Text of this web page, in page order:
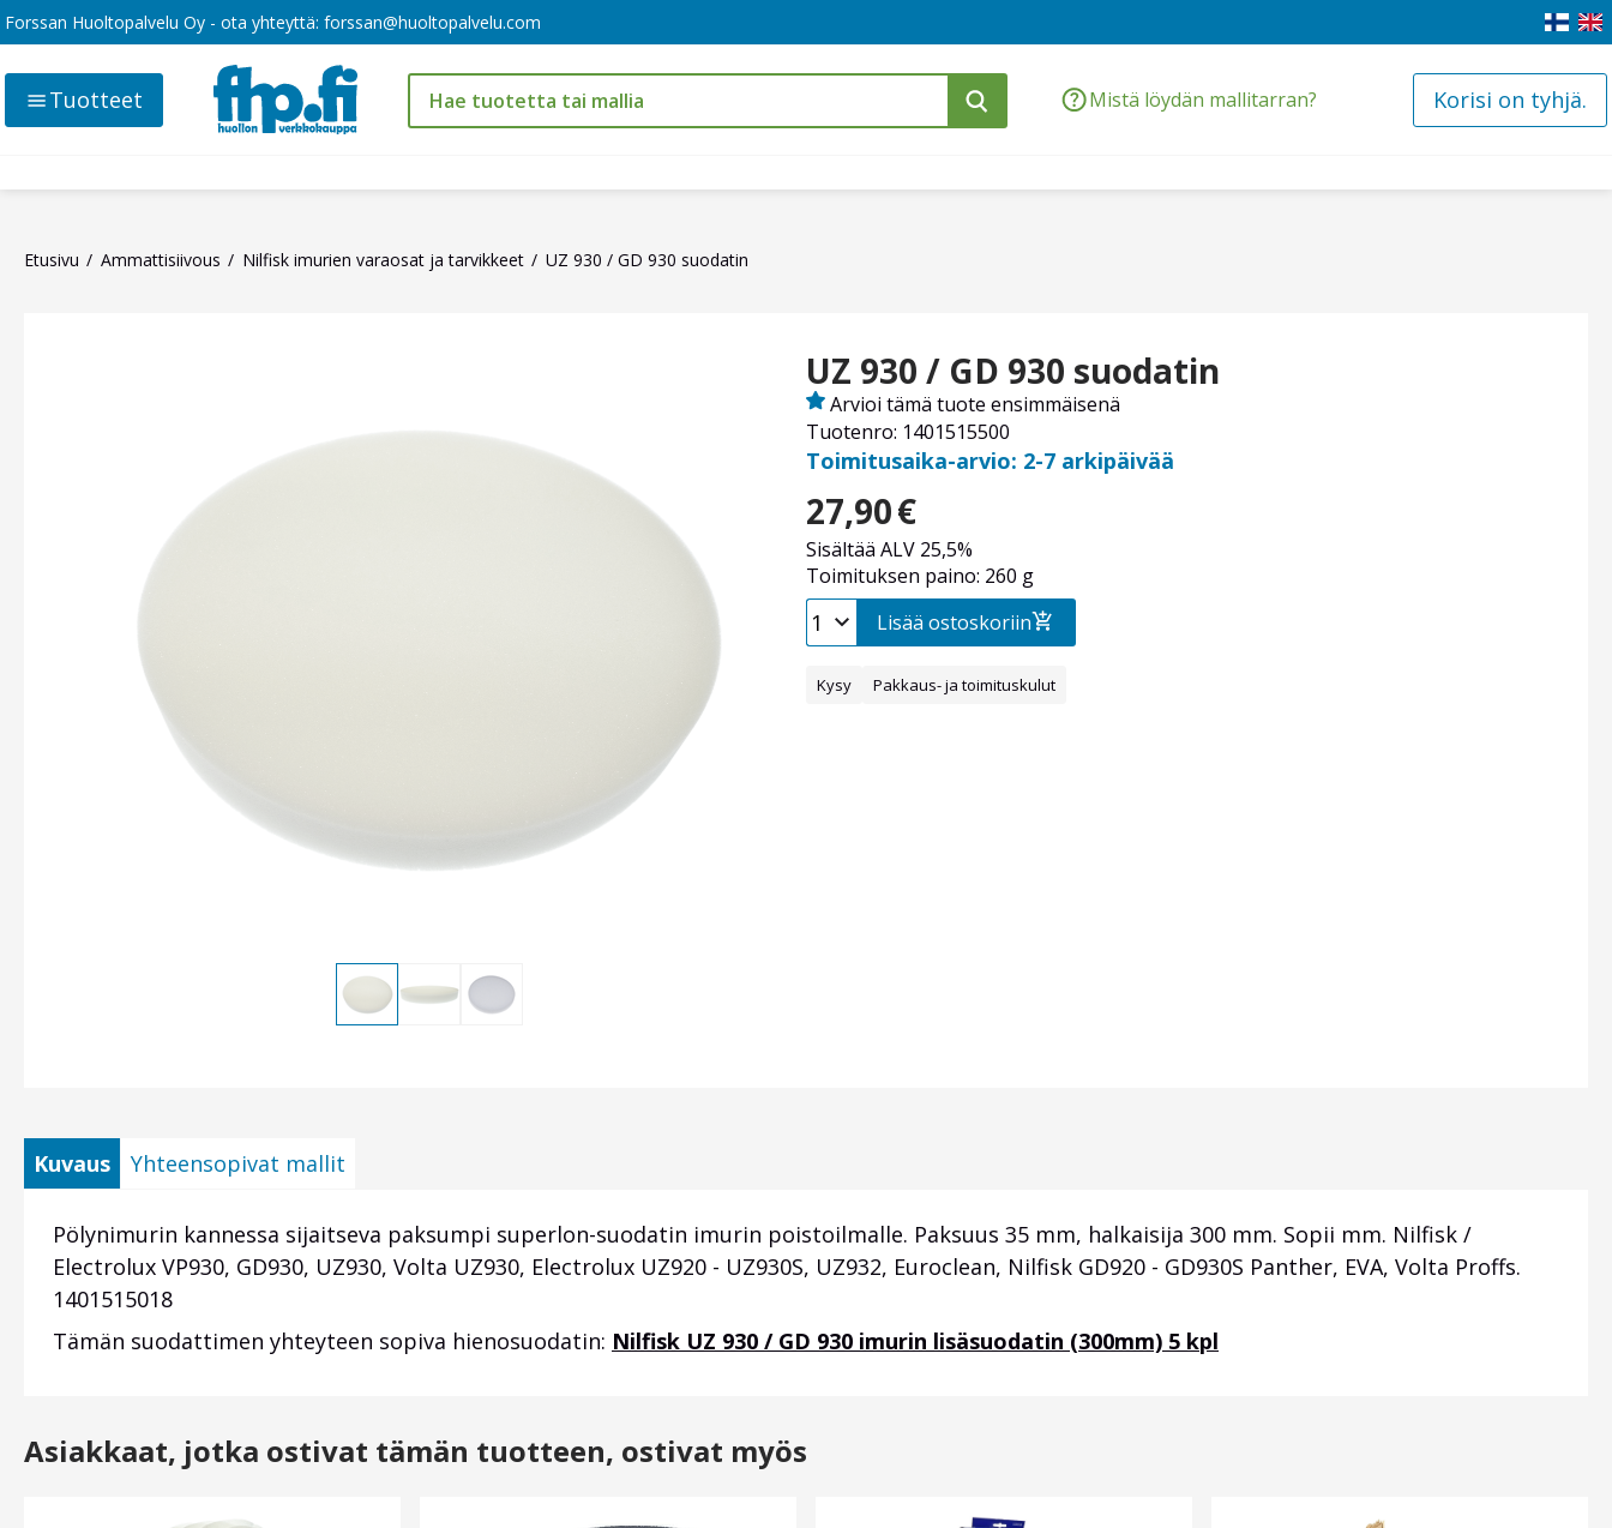
Forssan Huoltopalvelu Oy - ota yhteyttä: forssan@huoltopalvelu.com
Mistä löydän mallitarran? Korisi on tyhjä.
Tuotteet
Etusivu Ammattisiivous Nilfisk imurien varaosat ja tarvikkeet UZ 930 / GD 930 suodatin
UZ 930 / GD 930 suodatin
Tuotenro: 1401515500
Arvioi tämä tuote ensimmäisenä
Toimitusaika-arvio: 2-7 arkipäivää
27,90€
Sisältää ALV 25,5%
Toimituksen paino: 260 g
Lisää ostoskoriin
Kysy Pakkaus- ja toimituskulut
Kuvaus Yhteensopivat mallit
Pölynimurin kannessa sijaitseva paksumpi superlon-suodatin imurin poistoilmalle. Paksuus 35 mm, halkaisija 300 mm. Sopii mm. Nilfisk /
Electrolux VP930, GD930, UZ930, Volta UZ930, Electrolux UZ920 - UZ930S, UZ932, Euroclean, Nilfisk GD920 - GD930S Panther, EVA, Volta Proffs.
1401515018
Tämän suodattimen yhteyteen sopiva hienosuodatin: Nilfisk UZ 930 / GD 930 imurin lisäsuodatin (300mm) 5 kpl
Asiakkaat, jotka ostivat tämän tuotteen, ostivat myös